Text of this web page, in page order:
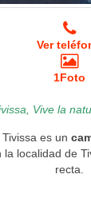
Ver
1Foto
Vive la
es un
localidad de
recta.